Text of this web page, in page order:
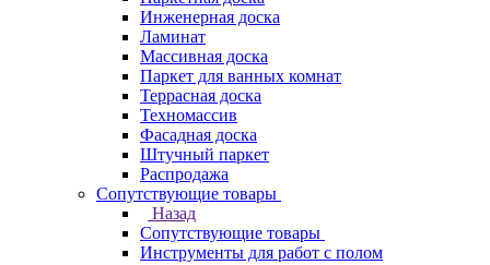
Инженерная доска
Ламинат
Массивная доска
Паркет для ванных комнат
Террасная доска
Техномассив
Фасадная доска
Штучный паркет
Распродажа
Сопутствующие товары
Назад
Сопутствующие товары
Инструменты для работ с полом